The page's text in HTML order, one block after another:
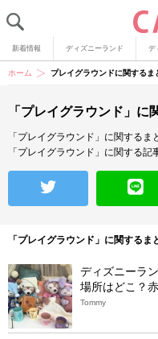
新着情報 ディズニーランド デ
ホーム プレイグラウンドに関するま
「プレイグラウンド」に
「プレイグラウンド」に関するま
「プレイグラウンド」に関する記
「プレイグラウンド」に関するま
ディズニーラ
場所はどこ？
Tommy